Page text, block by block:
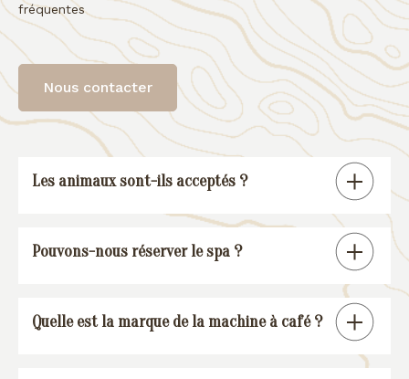
fréquentes
Nous contacter
Les animaux sont-ils acceptés ?
Tous nos gîtes sont « pet friendly », à
l’exception de la suite spa.
Pouvons-nous réserver le spa ?
pourrez réserver une session spa (voir
Quelle est la marque de la machine à café ?